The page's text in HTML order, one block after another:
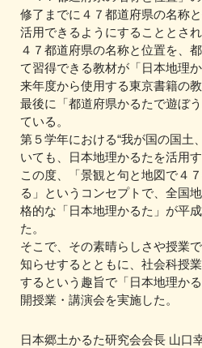
修了までに４７都道府県の名称
活用できるようにすることとされ
４７都道府県の名称と位置を、
て習得できる教材が「日本地理
来年度から使用する東京書籍の
最後に「都道府県かるたで遊ぼ
ている。
第５学年における“我が国の国土
いても、日本地理かるたを活用
この度、「景観と句と地図で４
る」というコンセプトで、全国
格的な「日本地理かるた」が平
た。
そこで、その素晴らしさや授業
知らせするとともに、社会科授
するという趣旨で「日本地理か
開授業・講演会を実施した。
日本郷土かるた研究会会長 山口